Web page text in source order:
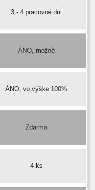
3 - 4 pracovné dni
ÁNO, možné
ÁNO, vo výške 100%
Zdarma
4 ks